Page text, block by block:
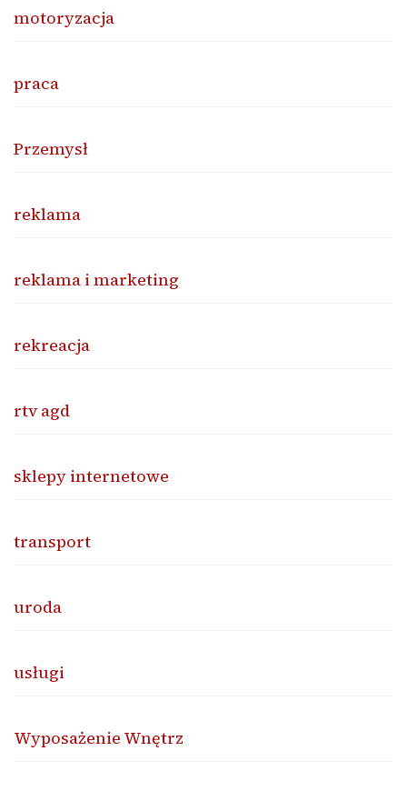
motoryzacja
praca
Przemysł
reklama
reklama i marketing
rekreacja
rtv agd
sklepy internetowe
transport
uroda
usługi
Wyposażenie Wnętrz